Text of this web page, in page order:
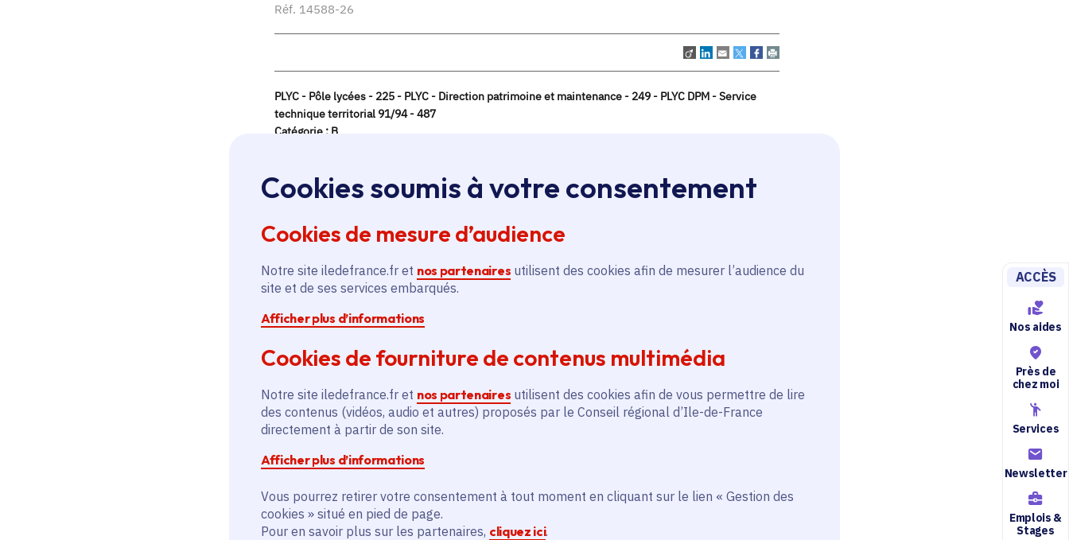
Cookies soumis à votre consentement
Cookies de mesure d’audience
Notre site iledefrance.fr et nos partenaires utilisent des cookies afin de mesurer l’audience du
site et de ses services embarqués.
Afficher plus d’informations
Cookies de fourniture de contenus multimédia
Notre site iledefrance.fr et nos partenaires utilisent des cookies afin de vous permettre de lire
des contenus (vidéos, audio et autres) proposés par le Conseil régional d’Ile-de-France
directement à partir de son site.
Afficher plus d’informations
Vous pourrez retirer votre consentement à tout moment en cliquant sur le lien « Gestion des
cookies » situé en pied de page.
Pour en savoir plus sur les partenaires, cliquez ici.
ACCÈS
Nos aides
Près de
chez moi
Services
Newsletter
Emplois &
Stages